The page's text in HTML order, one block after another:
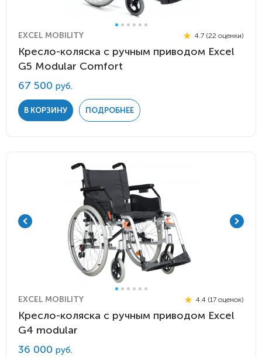
EXCEL MOBILITY 4.7 (22 оценки)
Кресло-коляска с ручным приводом Excel
G5 Modular Comfort
67 500 руб.
В КОРЗИНУ ПОДРОБНЕЕ
EXCEL MOBILITY 4.4 (17 оценок)
Кресло-коляска с ручным приводом Excel
G4 modular
36 000 руб.